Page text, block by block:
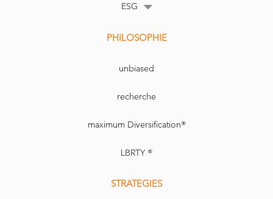
ESG
PHILOSOPHIE
unbiased
recherche
maximum Diversification®
LBRTY ®
STRATEGIES